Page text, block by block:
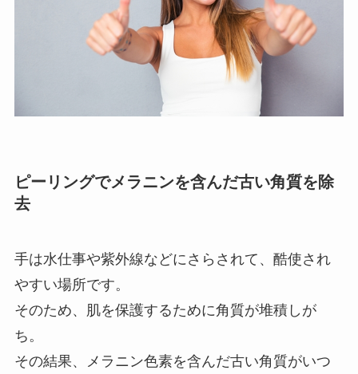
ピーリングでメラニンを含んだ古い角質を除
去
手は水仕事や紫外線などにさらされて、酷使され
やすい場所です。
そのため、肌を保護するために角質が堆積しが
ち。
その結果、メラニン色素を含んだ古い角質がいつ